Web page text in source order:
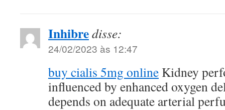
Inhibredisse:
24/02/2023 às 12:47
buy cialis 5mg online Kidney
influenced by enhanced oxygen
depends on adequate arterial